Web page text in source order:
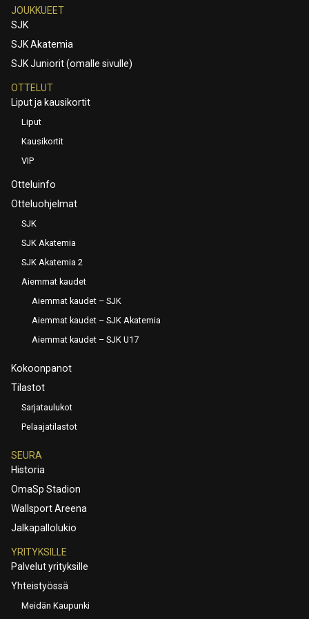
JOUKKUEET
SJK
SJK Akatemia
SJK Juniorit (omalle sivulle)
OTTELUT
Liput ja kausikortit
Liput
Kausikortit
VIP
Otteluinfo
Otteluohjelmat
SJK
SJK Akatemia
SJK Akatemia 2
Aiemmat kaudet
Aiemmat kaudet – SJK
Aiemmat kaudet – SJK Akatemia
Aiemmat kaudet – SJK U17
Kokoonpanot
Tilastot
Sarjataulukot
Pelaajatilastot
SEURA
Historia
OmaSp Stadion
Wallsport Areena
Jalkapallolukio
YRITYKSILLE
Palvelut yrityksille
Yhteistyössä
Meidän Kaupunki